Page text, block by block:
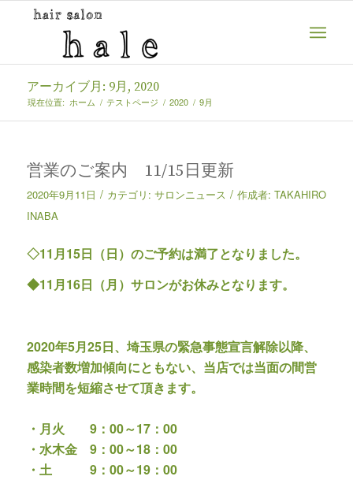
アーカイブ月: 9月, 2020
現在位置: ホーム / テストページ / 2020 / 9月
営業のご案内 11/15日更新
2020年9月11日 / カテゴリ: サロンニュース / 作成者: TAKAHIRO
INABA
◇11月15日（日）のご予約は満了となりました。
◆11月16日（月）サロンがお休みとなります。
2020年5月25日、埼玉県の緊急事態宣言解除以降、
感染者数増加傾向にともない、当店では当面の間営
業時間を短縮させて頂きます。
・月火 9：00～17：00
・水木金 9：00～18：00
・土 9：00～19：00